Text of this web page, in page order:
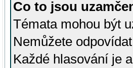
Co to jsou
Témata mohou být
Nemůžete
Každé hlasování je